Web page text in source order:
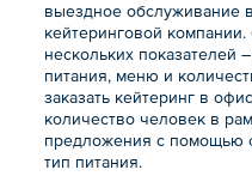
выездное обслуживание
кейтеринговой компании.
нескольких показателей
питания, меню и
заказать кейтеринг в
количество человек в
предложения с помощью
тип питания.